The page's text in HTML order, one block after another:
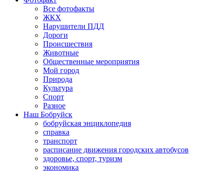
Все фотофакты
ЖКХ
Нарушители ПДД
Дороги
Происшествия
Животные
Общественные мероприятия
Мой город
Природа
Культура
Спорт
Разное
Наш Бобруйск
бобруйская энциклопедия
справка
транспорт
расписание движения городских автобусов
здоровье, спорт, туризм
экономика